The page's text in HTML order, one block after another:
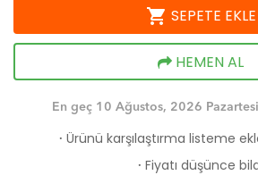
shopping_cart SEPETE EKLE
HEMEN AL
En geç 10 Ağustos, 2026
· Ürünü karşılaştırma listeme
· Fiyatı düşünce